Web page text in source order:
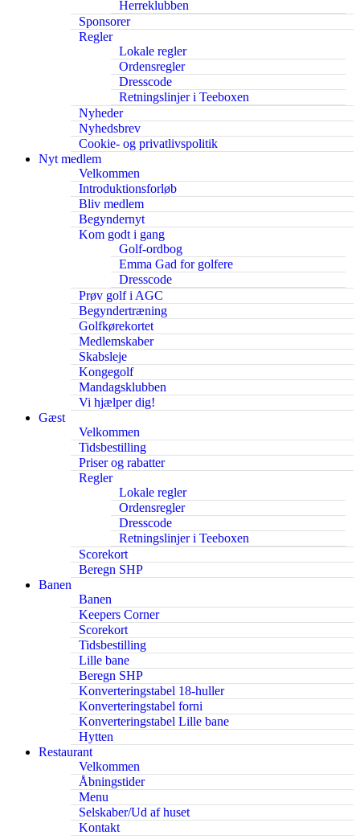
Herreklubben
Sponsorer
Regler
Lokale regler
Ordensregler
Dresscode
Retningslinjer i Teeboxen
Nyheder
Nyhedsbrev
Cookie- og privatlivspolitik
Nyt medlem
Velkommen
Introduktionsforløb
Bliv medlem
Begyndernyt
Kom godt i gang
Golf-ordbog
Emma Gad for golfere
Dresscode
Prøv golf i AGC
Begyndertræning
Golfkørekortet
Medlemskaber
Skabsleje
Kongegolf
Mandagsklubben
Vi hjælper dig!
Gæst
Velkommen
Tidsbestilling
Priser og rabatter
Regler
Lokale regler
Ordensregler
Dresscode
Retningslinjer i Teeboxen
Scorekort
Beregn SHP
Banen
Banen
Keepers Corner
Scorekort
Tidsbestilling
Lille bane
Beregn SHP
Konverteringstabel 18-huller
Konverteringstabel forni
Konverteringstabel Lille bane
Hytten
Restaurant
Velkommen
Åbningstider
Menu
Selskaber/Ud af huset
Kontakt